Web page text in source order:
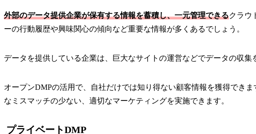
外部のデータ提供企業が保有する情報を蓄積し、一元管理できるクラウ
ーの行動履歴や興味関心の傾向など重要な情報が多くあるでしょう。
データを提供している企業は、巨大なサイトの運営などでデータの収集
オープンDMPの活用で、自社だけでは知り得ない顧客情報を獲得でき
なミスマッチの少ない、適切なマーケティングを実施できます。
プライベートDMP